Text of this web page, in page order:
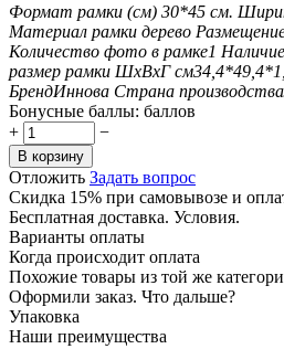
Формат рамки (см) 30*45 см.
Материал рамки дерево
Количество фото в рамке1
размер рамки ШxВxГ см
БрендИннова Страна производства
Бонусные баллы: баллов
+
−
В корзину
Отложить Задать вопрос
Скидка 15% при самовывозе и
Бесплатная доставка. Условия.
Варианты оплаты
Когда происходит оплата
Похожие товары из той же
Оформили заказ. Что дальше?
Упаковка
Наши преимущества